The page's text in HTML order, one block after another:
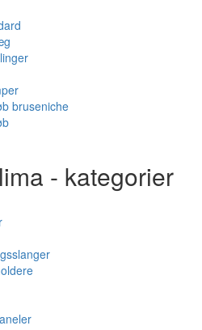
bruseniche
- kategorier